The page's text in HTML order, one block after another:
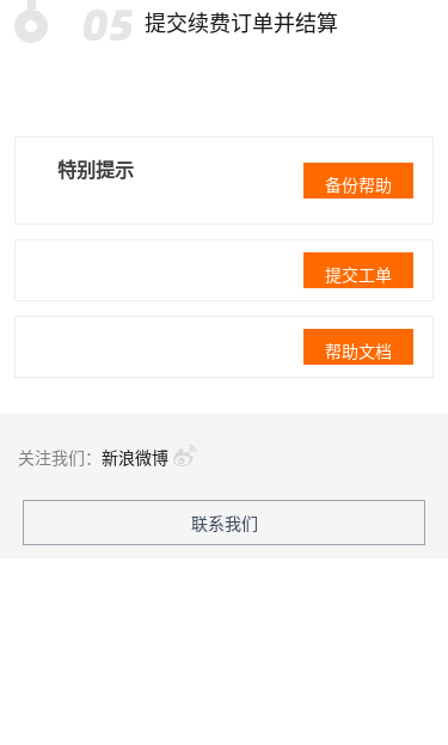
提交续费订单并结算
特别提示
备份帮助
提交工单
帮助文档